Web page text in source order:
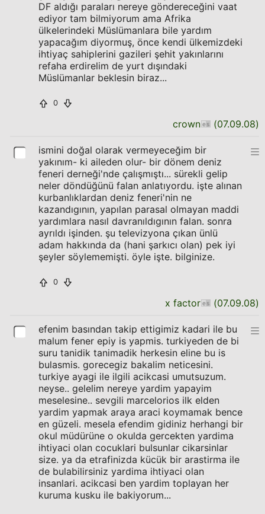
DF aldığı paraları nereye göndereceğini vaat
ediyor tam bilmiyorum ama Afrika
ülkelerindeki Müslümanlara bile yardım
yapacağım diyormuş, önce kendi ülkemizdeki
ihtiyaç sahiplerini gazileri şehit yakınlarını
refaha erdirelim de yurt dışındaki
Müslümanlar beklesin biraz...
0
crown (07.09.08)
ismini doğal olarak vermeyeceğim bir
yakınım- ki aileden olur- bir dönem deniz
feneri derneği'nde çalışmıştı... sürekli gelip
neler döndüğünü falan anlatıyordu. işte alınan
kurbanlıklardan deniz feneri'nin ne
kazandıgının, yapılan parasal olmayan maddi
yardımlara nasıl davranıldıgının falan. sonra
ayrıldı işinden. şu televizyona çıkan ünlü
adam hakkında da (hani şarkıcı olan) pek iyi
şeyler söylememişti. öyle işte. bilginize.
0
x factor (07.09.08)
efenim basından takip ettigimiz kadari ile bu
malum fener epiy is yapmis. turkiyeden de bi
suru tanidik tanimadik herkesin eline bu is
bulasmis. gorecegiz bakalim neticesini.
turkiye ayagi ile ilgili acikcasi umutsuzum.
neyse.. gelelim nereye yardim yapayim
meselesine.. sevgili marcelorios ilk elden
yardim yapmak araya araci koymamak bence
en güzeli. mesela efendim gidiniz herhangi bir
okul müdürüne o okulda gercekten yardima
ihtiyaci olan cocuklari bulsunlar cikarsinlar
size. ya da etrafinizda kücük bir arastirma ile
de bulabilirsiniz yardima ihtiyaci olan
insanlari. acikcasi ben yardim toplayan her
kuruma kusku ile bakiyorum...